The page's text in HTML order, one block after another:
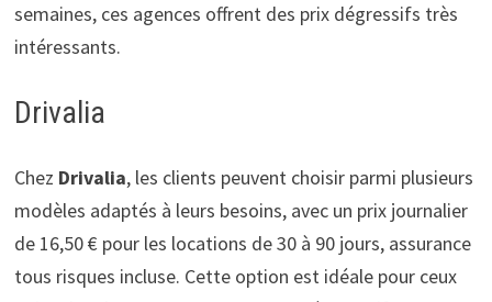
semaines, ces agences offrent des prix dégressifs très
intéressants.
Drivalia
Chez Drivalia, les clients peuvent choisir parmi plusieurs
modèles adaptés à leurs besoins, avec un prix journalier
de 16,50 € pour les locations de 30 à 90 jours, assurance
tous risques incluse. Cette option est idéale pour ceux